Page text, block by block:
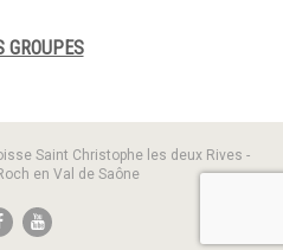
GROUPES
Saint Christophe les deux Rives -
en Val de Saône